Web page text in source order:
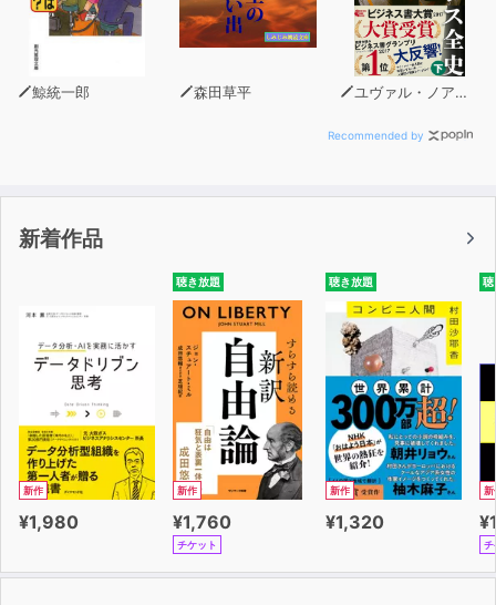
鯨統一郎 森田草平 ユヴァル・ノア・ハラリ
Recommended by
新着作品
新作
¥1,980
聴き放題
新作
¥1,760
チケット
聴き放題
新作
¥1,320
聴
新
チ